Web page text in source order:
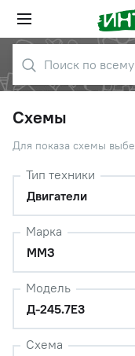
Схемы
Для показа схемы
Тип техники
Двигатели
Марка
ММЗ
Модель
Д-245.7Е3
Схема